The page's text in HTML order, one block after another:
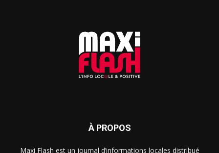
À PROPOS
Maxi Flash est un journal d’informations locales distribué